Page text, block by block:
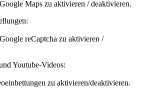
Maps zu aktivieren / deaktivieren.
reCaptcha zu aktivieren /
Youtube-Videos:
zu aktivieren/deaktivieren.